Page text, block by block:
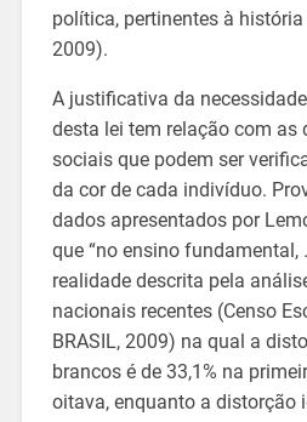
política, pertinentes à
2009).
A justificativa da
desta lei tem relação com as
sociais que podem ser
da cor de cada indivíduo.
dados apresentados por
que “no ensino fundamental,
realidade descrita pela
nacionais recentes (Censo
BRASIL, 2009) na qual a
brancos é de 33,1% na
oitava, enquanto a distorção